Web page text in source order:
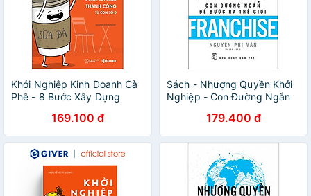
Khởi Nghiệp Kinh Doanh Cà
Phê - 8 Bước Xây Dựng
169.100 đ
Sách - Nhượng Quyền Khởi
Nghiệp - Con Đường Ngắn
Franchise (Tái Bản 2019)
179.400 đ